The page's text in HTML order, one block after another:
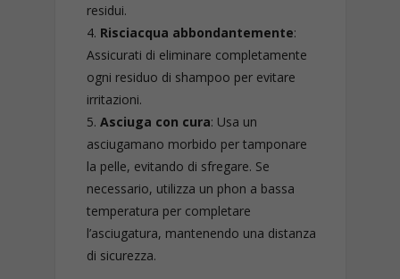
residui.
Risciacqua abbondantemente:
Assicurati di eliminare completamente
ogni residuo di shampoo per evitare
irritazioni.
Asciuga con cura: Usa un
asciugamano morbido per tamponare
la pelle, evitando di sfregare. Se
necessario, utilizza un phon a bassa
temperatura per completare
l’asciugatura, mantenendo una distanza
di sicurezza.